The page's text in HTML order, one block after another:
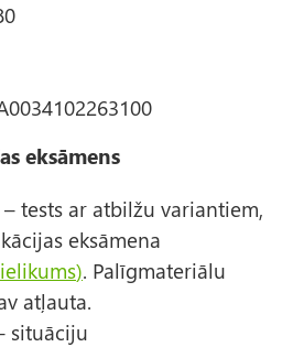
eksāmens
tests ar atbilžu variantiem,
eksāmena
). Palīgmateriālu
atļauta.
situāciju